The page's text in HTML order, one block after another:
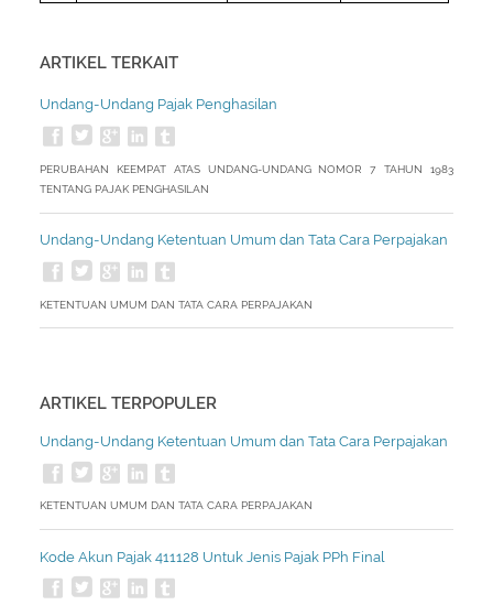
ARTIKEL TERKAIT
Undang-Undang Pajak Penghasilan
PERUBAHAN KEEMPAT ATAS UNDANG-UNDANG NOMOR 7 TAHUN 1983
TENTANG PAJAK PENGHASILAN
Undang-Undang Ketentuan Umum dan Tata Cara Perpajakan
KETENTUAN UMUM DAN TATA CARA PERPAJAKAN
ARTIKEL TERPOPULER
Undang-Undang Ketentuan Umum dan Tata Cara Perpajakan
KETENTUAN UMUM DAN TATA CARA PERPAJAKAN
Kode Akun Pajak 411128 Untuk Jenis Pajak PPh Final